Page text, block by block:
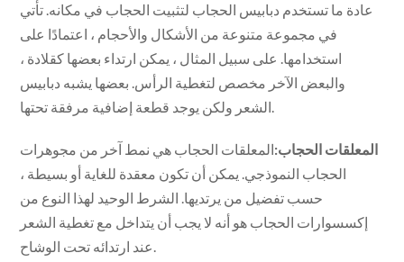
عادة ما تستخدم دبابيس الحجاب لتثبيت الحجاب في مكانه. تأتي
في مجموعة متنوعة من الأشكال والأحجام ، اعتمادًا على
استخدامها. على سبيل المثال ، يمكن ارتداء بعضها كقلادة ،
والبعض الآخر مخصص لتغطية الرأس. بعضها يشبه دبابيس
الشعر ولكن يوجد قطعة إضافية مرفقة تحتها.
المعلقات الحجاب:المعلقات الحجاب هي نمط آخر من مجوهرات
الحجاب النموذجي. يمكن أن تكون معقدة للغاية أو بسيطة ،
حسب تفضيل من يرتديها. الشرط الوحيد لهذا النوع من
إكسسوارات الحجاب هو أنه لا يجب أن يتداخل مع تغطية الشعر